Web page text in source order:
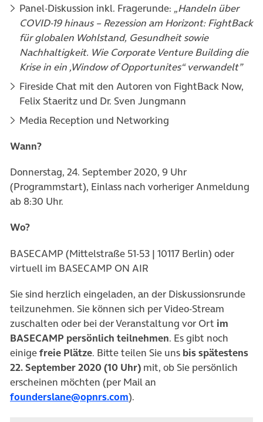
Panel-Diskussion inkl. Fragerunde: „Handeln über
COVID-19 hinaus – Rezession am Horizont: FightBack
für globalen Wohlstand, Gesundheit sowie
Nachhaltigkeit. Wie Corporate Venture Building die
Krise in ein ‚Window of Opportunites“ verwandelt”
Fireside Chat mit den Autoren von FightBack Now,
Felix Staeritz und Dr. Sven Jungmann
Media Reception und Networking
Wann?
Donnerstag, 24. September 2020, 9 Uhr
(Programmstart), Einlass nach vorheriger Anmeldung
ab 8:30 Uhr.
Wo?
BASECAMP (Mittelstraße 51-53 | 10117 Berlin) oder
virtuell im BASECAMP ON AIR
Sie sind herzlich eingeladen, an der Diskussionsrunde
teilzunehmen. Sie können sich per Video-Stream
zuschalten oder bei der Veranstaltung vor Ort im
BASECAMP persönlich teilnehmen. Es gibt noch
einigefreie Plätze. Bitte teilen Sie uns bis spätestens
22. September 2020 (10 Uhr) mit, ob Sie persönlich
erscheinen möchten (per Mail an
founderslane@opnrs.com).